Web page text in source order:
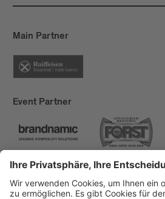
Main Partner
Event Partner